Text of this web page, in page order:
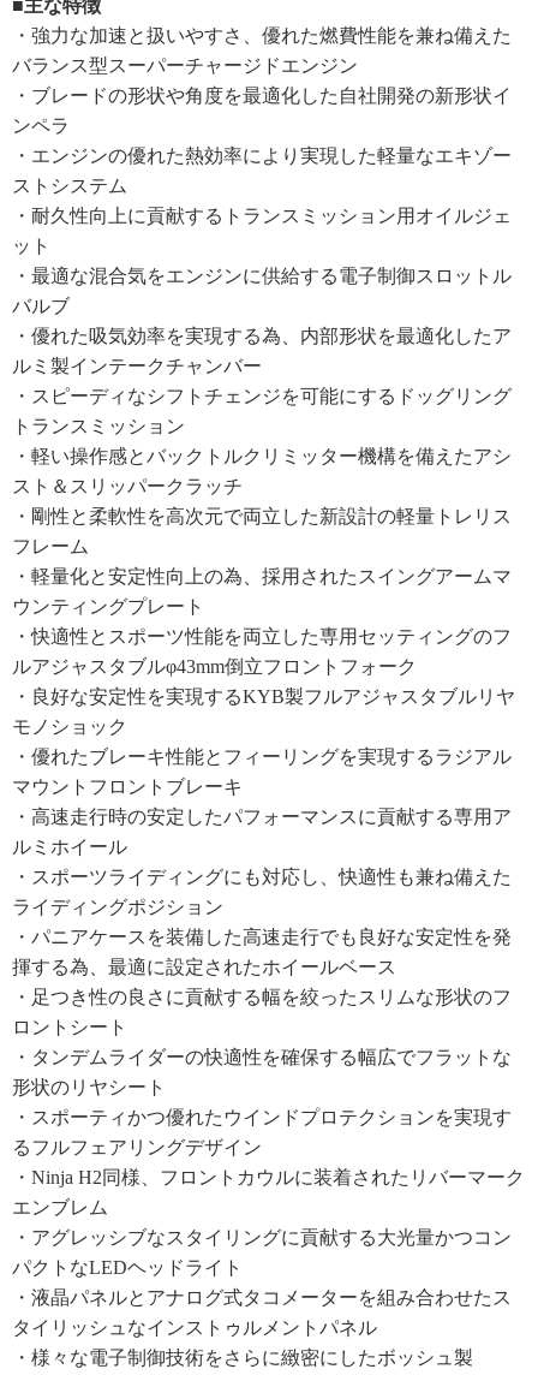
■主な特徴
・強力な加速と扱いやすさ、優れた燃費性能を兼ね備えた
バランス型スーパーチャージドエンジン
・ブレードの形状や角度を最適化した自社開発の新形状イ
ンペラ
・エンジンの優れた熱効率により実現した軽量なエキゾー
ストシステム
・耐久性向上に貢献するトランスミッション用オイルジェ
ット
・最適な混合気をエンジンに供給する電子制御スロットル
バルブ
・優れた吸気効率を実現する為、内部形状を最適化したア
ルミ製インテークチャンバー
・スピーディなシフトチェンジを可能にするドッグリング
トランスミッション
・軽い操作感とバックトルクリミッター機構を備えたアシ
スト＆スリッパークラッチ
・剛性と柔軟性を高次元で両立した新設計の軽量トレリス
フレーム
・軽量化と安定性向上の為、採用されたスイングアームマ
ウンティングプレート
・快適性とスポーツ性能を両立した専用セッティングのフ
ルアジャスタブルφ43mm倒立フロントフォーク
・良好な安定性を実現するKYB製フルアジャスタブルリヤ
モノショック
・優れたブレーキ性能とフィーリングを実現するラジアル
マウントフロントブレーキ
・高速走行時の安定したパフォーマンスに貢献する専用ア
ルミホイール
・スポーツライディングにも対応し、快適性も兼ね備えた
ライディングポジション
・パニアケースを装備した高速走行でも良好な安定性を発
揮する為、最適に設定されたホイールベース
・足つき性の良さに貢献する幅を絞ったスリムな形状のフ
ロントシート
・タンデムライダーの快適性を確保する幅広でフラットな
形状のリヤシート
・スポーティかつ優れたウインドプロテクションを実現す
るフルフェアリングデザイン
・Ninja H2同様、フロントカウルに装着されたリバーマーク
エンブレム
・アグレッシブなスタイリングに貢献する大光量かつコン
パクトなLEDヘッドライト
・液晶パネルとアナログ式タコメーターを組み合わせたス
タイリッシュなインストゥルメントパネル
・様々な電子制御技術をさらに緻密にしたボッシュ製